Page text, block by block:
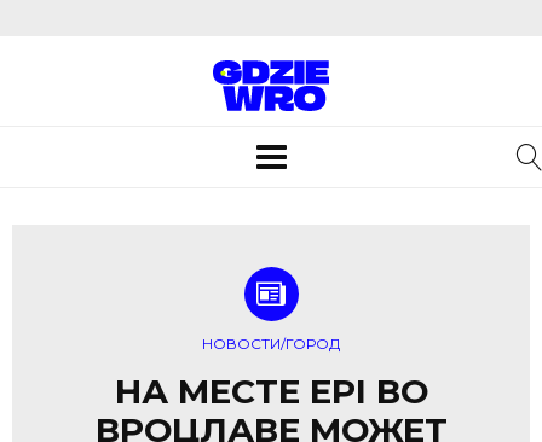
Toggle
НОВОСТИ/ГОРОД
НА МЕСТЕ EPI ВО
ВРОЦЛАВЕ МОЖЕТ